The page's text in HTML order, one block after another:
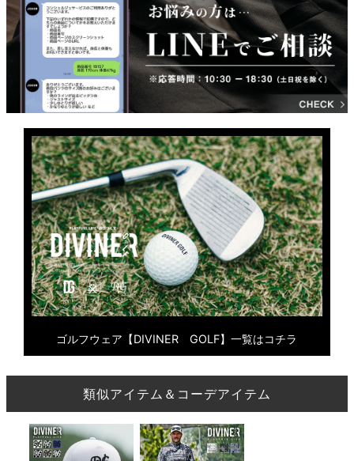
ゴルフウェア【DIVINER GOLF】一覧はコチラ
類似アイテム＆コーデアイテム